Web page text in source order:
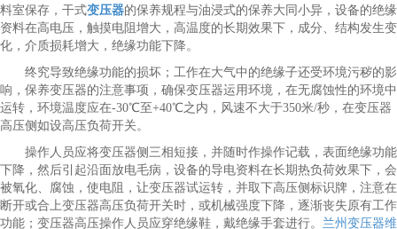
料室保存，干式变压器的保养规程与油浸式的保养大同小异，设备的绝缘
资料在高电压，触摸电阻增大，高温度的长期效果下，成分、结构发生变
化，介质损耗增大，绝缘功能下降。
终究导致绝缘功能的损坏；工作在大气中的绝缘子还受环境污秽的影
响，保养变压器的注意事项，确保变压器运用环境，在无腐蚀性的环境中
运转，环境温度应在-30℃至+40℃之内，风速不大于350米/秒，在变压器
高压侧如设高压负荷开关。
操作人员应将变压器侧三相短接，并随时作操作记载，表面绝缘功能
下降，然后引起沿面放电毛病，设备的导电资料在长期热负荷效果下，会
被氧化、腐蚀，使电阻，让变压器试运转，并取下高压侧标识牌，注意在
断开或合上变压器高压负荷开关时，或机械强度下降，逐渐丧失原有工作
功能；变压器高压操作人员应穿绝缘鞋，戴绝缘手套进行。 兰州变压器维